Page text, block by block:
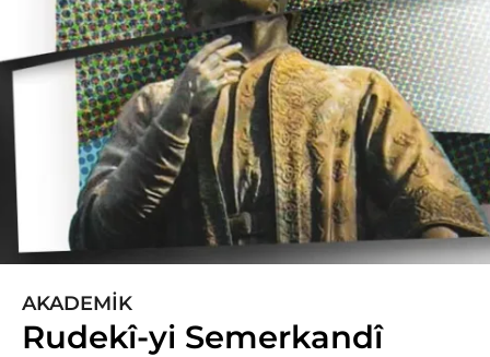
6
y
AKADEMIK
Rudekî-yi Semerkandî